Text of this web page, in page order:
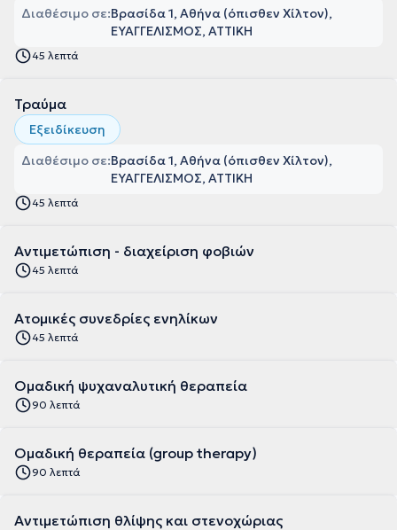
Διαθέσιμο σε:Βρασίδα 1, Αθήνα (όπισθεν Χίλτον),
ΕΥΑΓΓΕΛΙΣΜΟΣ, ΑΤΤΙΚΗ
45 λεπτά
Τραύμα
Εξειδίκευση
Διαθέσιμο σε:Βρασίδα 1, Αθήνα (όπισθεν Χίλτον),
ΕΥΑΓΓΕΛΙΣΜΟΣ, ΑΤΤΙΚΗ
45 λεπτά
Αντιμετώπιση - διαχείριση φοβιών
45 λεπτά
Ατομικές συνεδρίες ενηλίκων
45 λεπτά
Ομαδική ψυχαναλυτική θεραπεία
90 λεπτά
Ομαδική θεραπεία (group therapy)
90 λεπτά
Αντιμετώπιση θλίψης και στενοχώριας